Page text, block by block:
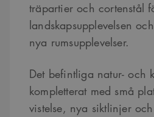
träpartier och cortenstål
landskapsupplevelsen
nya rumsupplevelser.
Det befintliga natur- och
kompletterat med små
vistelse, nya siktlinjer